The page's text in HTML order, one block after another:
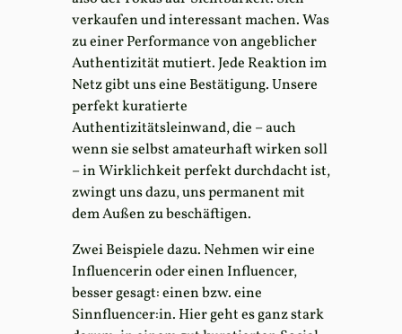
verkaufen und interessant machen. Was
zu einer Performance von angeblicher
Authentizität mutiert. Jede Reaktion im
Netz gibt uns eine Bestätigung. Unsere
perfekt kuratierte
Authentizitätsleinwand, die – auch
wenn sie selbst amateurhaft wirken soll
– in Wirklichkeit perfekt durchdacht ist,
zwingt uns dazu, uns permanent mit
dem Außen zu beschäftigen.
Zwei Beispiele dazu. Nehmen wir eine
Influencerin oder einen Influencer,
besser gesagt: einen bzw. eine
Sinnfluencer:in. Hier geht es ganz stark